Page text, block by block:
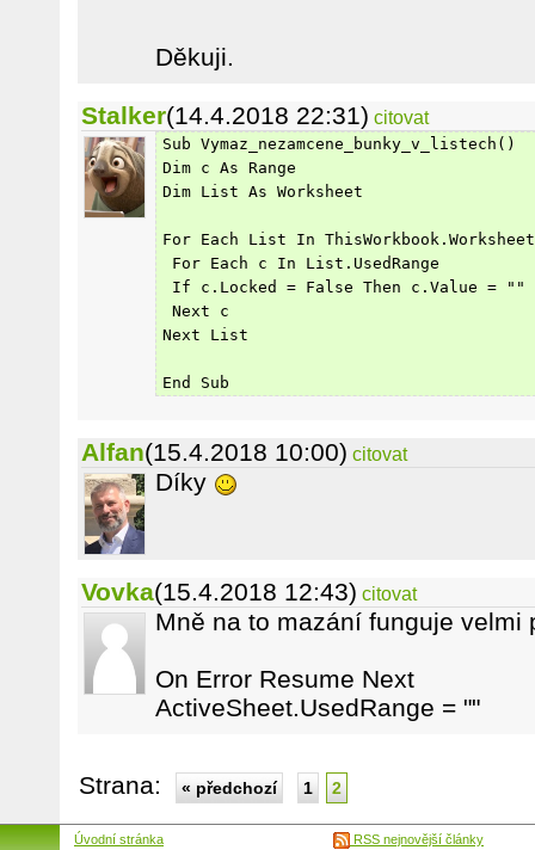
Děkuji.
Stalker(14.4.2018 22:31) citovat
Sub Vymaz_nezamcene_bunky_v_listech()
Dim c As Range
Dim List As Worksheet
For Each List In
For Each c In List.UsedRange
If c.Locked = False Then c.Value = ""
Next c
Next List
End Sub
Alfan(15.4.2018 10:00) citovat
Díky
Vovka(15.4.2018 12:43) citovat
Mně na to mazání funguje velmi
On Error Resume Next
ActiveSheet.UsedRange = ""
Strana: « předchozí 1 2
Úvodní stránka RSS nejnovější články